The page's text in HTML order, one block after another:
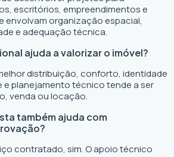
escritórios, empreendimentos e
envolvam organização espacial,
e adequação técnica.
ajuda a valorizar o imóvel?
distribuição, conforto, identidade
e planejamento técnico tende a ser
venda ou locação.
também ajuda com
contratado, sim. O apoio técnico